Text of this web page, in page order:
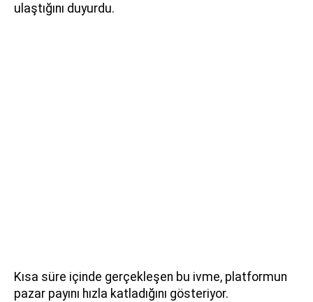
ulaştığını duyurdu.
Kısa süre içinde gerçekleşen bu ivme, platformun
pazar payını hızla katladığını gösteriyor.